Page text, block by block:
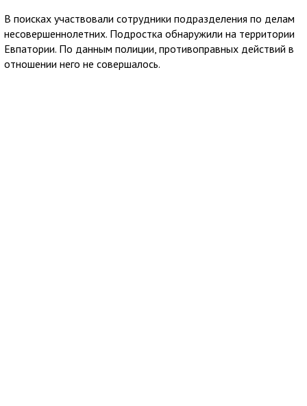
В поисках участвовали сотрудники подразделения по делам
несовершеннолетних. Подростка обнаружили на территории
Евпатории. По данным полиции, противоправных действий в
отношении него не совершалось.